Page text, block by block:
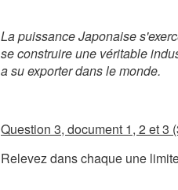
La puissance Japonaise
se construire une véritable
a su exporter dans le monde.
Question 3, document 1, 2 et 3
Relevez dans chaque une